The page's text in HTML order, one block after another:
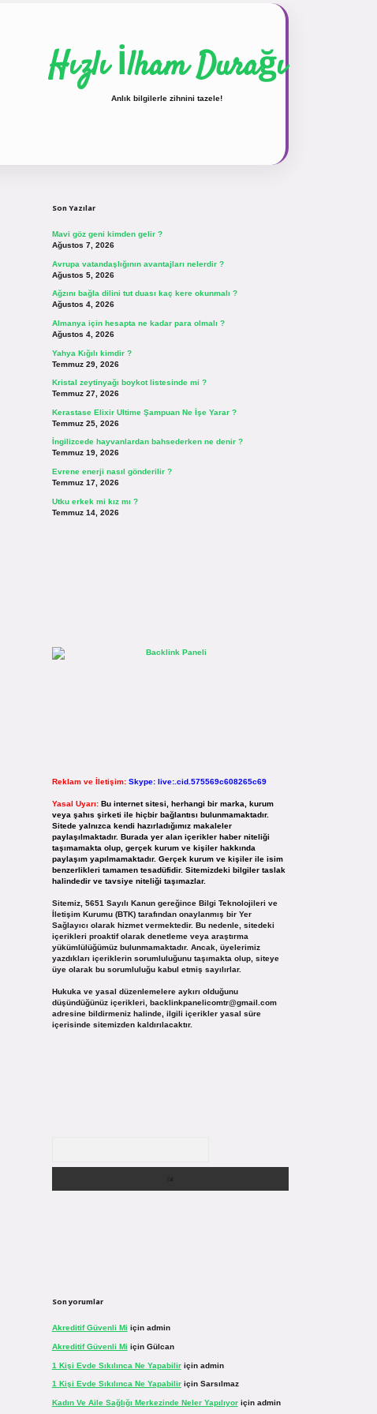
Hızlı İlham Durağı
Anlık bilgilerle zihnini tazele!
Son Yazılar
Mavi göz geni kimden gelir ?
Ağustos 7, 2026
Avrupa vatandaşlığının avantajları nelerdir ?
Ağustos 5, 2026
Ağzını bağla dilini tut duası kaç kere okunmalı ?
Ağustos 4, 2026
Almanya için hesapta ne kadar para olmalı ?
Ağustos 4, 2026
Yahya Kığılı kimdir ?
Temmuz 29, 2026
Kristal zeytinyağı boykot listesinde mi ?
Temmuz 27, 2026
Kerastase Elixir Ultime Şampuan Ne İşe Yarar ?
Temmuz 25, 2026
İngilizcede hayvanlardan bahsederken ne denir ?
Temmuz 19, 2026
Evrene enerji nasıl gönderilir ?
Temmuz 17, 2026
Utku erkek mi kız mı ?
Temmuz 14, 2026
Reklam ve İletişim: Skype: live:.cid.575569c608265c69
Yasal Uyarı: Bu internet sitesi, herhangi bir marka, kurum
veya şahıs şirketi ile hiçbir bağlantısı bulunmamaktadır.
Sitede yalnızca kendi hazırladığımız makaleler
paylaşılmaktadır. Burada yer alan içerikler haber niteliği
taşımamakta olup, gerçek kurum ve kişiler hakkında
paylaşım yapılmamaktadır. Gerçek kurum ve kişiler ile isim
benzerlikleri tamamen tesadüfidir. Sitemizdeki bilgiler taslak
halindedir ve tavsiye niteliği taşımazlar.
Sitemiz, 5651 Sayılı Kanun gereğince Bilgi Teknolojileri ve
İletişim Kurumu (BTK) tarafından onaylanmış bir Yer
Sağlayıcı olarak hizmet vermektedir. Bu nedenle, sitedeki
içerikleri proaktif olarak denetleme veya araştırma
yükümlülüğümüz bulunmamaktadır. Ancak, üyelerimiz
yazdıkları içeriklerin sorumluluğunu taşımakta olup, siteye
üye olarak bu sorumluluğu kabul etmiş sayılırlar.
Hukuka ve yasal düzenlemelere aykırı olduğunu
düşündüğünüz içerikleri, backlinkpanelicomtr@gmail.com
adresine bildirmeniz halinde, ilgili içerikler yasal süre
içerisinde sitemizden kaldırılacaktır.
Son yorumlar
Akreditif Güvenli Mi için admin
Akreditif Güvenli Mi için Gülcan
1 Kişi Evde Sıkılınca Ne Yapabiliriçin admin
1 Kişi Evde Sıkılınca Ne Yapabiliriçin Sarsılmaz
Kadın Ve Aile Sağlığı Merkezinde Neler Yapılıyoriçin admin